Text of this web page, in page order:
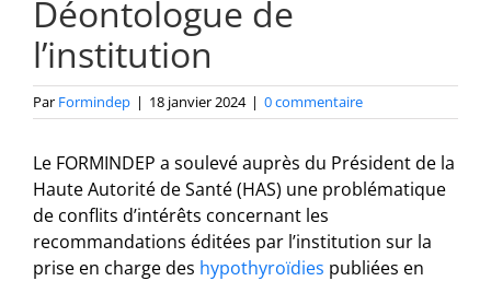
Déontologue de
l’institution
Par Formindep | 18 janvier 2024 | 0 commentaire
Le FORMINDEP a soulevé auprès du Président de la
Haute Autorité de Santé (HAS) une problématique
de conflits d’intérêts concernant les
recommandations éditées par l’institution sur la
prise en charge des hypothyroïdies publiées en